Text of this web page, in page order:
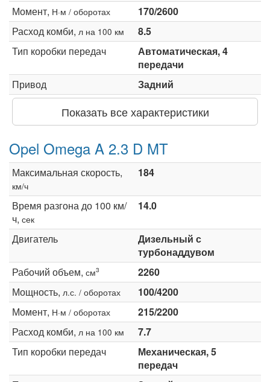
Момент, Н·м / оборотах
170/2600
Расход комби, л на 100 км
8.5
Тип коробки передач
Автоматическая, 4
передачи
Привод
Задний
Показать все характеристики
Opel Omega A 2.3 D MT
Максимальная скорость,
км/ч
184
Время разгона до 100 км/
ч, сек
14.0
Двигатель
Дизельный с
турбонаддувом
Рабочий объем, см3
2260
Мощность, л.с. / оборотах
100/4200
Момент, Н·м / оборотах
215/2200
Расход комби, л на 100 км
7.7
Тип коробки передач
Механическая, 5
передач